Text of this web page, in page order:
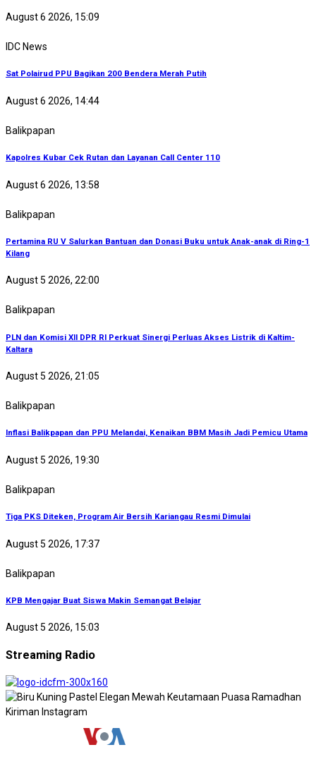
August 6 2026, 15:09
IDC News
Sat Polairud PPU Bagikan 200 Bendera Merah Putih
August 6 2026, 14:44
Balikpapan
Kapolres Kubar Cek Rutan dan Layanan Call Center 110
August 6 2026, 13:58
Balikpapan
Pertamina RU V Salurkan Bantuan dan Donasi Buku untuk Anak-anak di Ring-1
Kilang
August 5 2026, 22:00
Balikpapan
PLN dan Komisi XII DPR RI Perkuat Sinergi Perluas Akses Listrik di Kaltim-
Kaltara
August 5 2026, 21:05
Balikpapan
Inflasi Balikpapan dan PPU Melandai, Kenaikan BBM Masih Jadi Pemicu Utama
August 5 2026, 19:30
Balikpapan
Tiga PKS Diteken, Program Air Bersih Kariangau Resmi Dimulai
August 5 2026, 17:37
Balikpapan
KPB Mengajar Buat Siswa Makin Semangat Belajar
August 5 2026, 15:03
Streaming Radio